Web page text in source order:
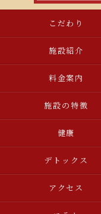
こだわり
施設紹介
料金案内
施設の特徴
健康
デトックス
アクセス